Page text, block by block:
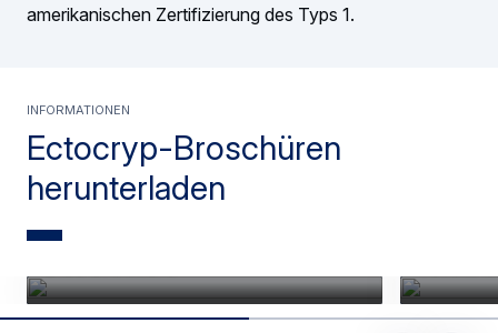
amerikanischen Zertifizierung des Typs 1.
Ectocryp-Broschüren
herunterladen
Informationen
Download Ectocryp